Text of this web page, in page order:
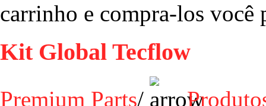
carrinho e compra-los você
Kit Global Tecflow
Premium Parts/